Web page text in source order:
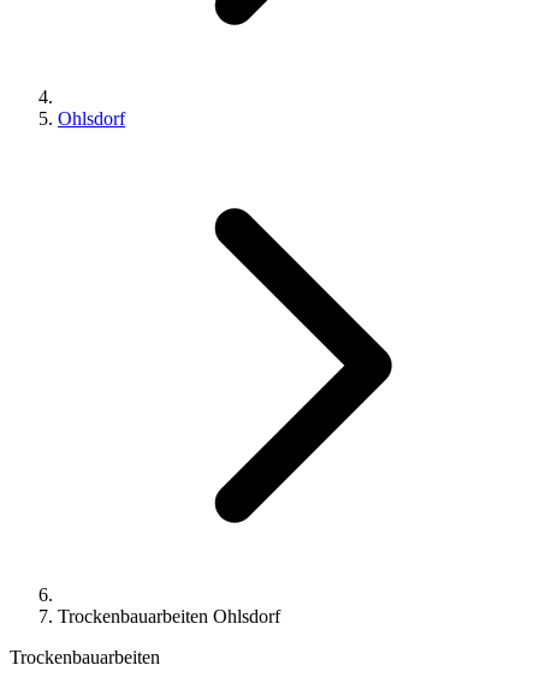
Ohlsdorf
Trockenbauarbeiten Ohlsdorf
Trockenbauarbeiten